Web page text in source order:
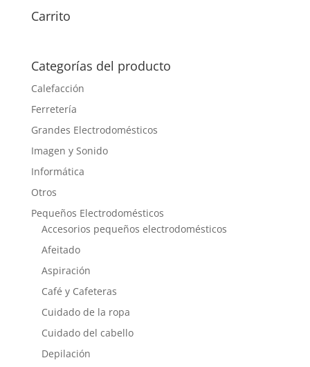
Carrito
Categorías del producto
Calefacción
Ferretería
Grandes Electrodomésticos
Imagen y Sonido
Informática
Otros
Pequeños Electrodomésticos
Accesorios pequeños electrodomésticos
Afeitado
Aspiración
Café y Cafeteras
Cuidado de la ropa
Cuidado del cabello
Depilación